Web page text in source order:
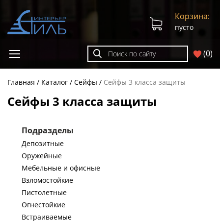
(0)
Корзина:
пусто
Главная Каталог Сейфы Сейфы 3 класса защиты
Сейфы 3 класса защиты
Подразделы
Депозитные
Оружейные
Мебельные и офисные
Взломостойкие
Пистолетные
Огнестойкие
Встраиваемые